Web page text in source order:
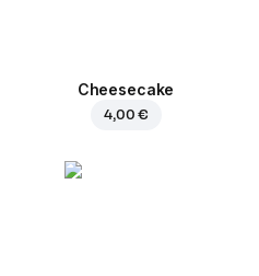
Cheesecake
4,00 €